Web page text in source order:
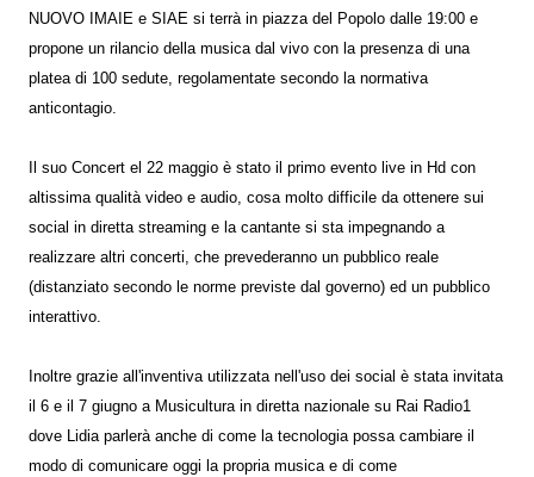
NUOVO IMAIE e SIAE si terrà in piazza del Popolo dalle 19:00 e
propone un rilancio della musica dal vivo con la presenza di una
platea di 100 sedute, regolamentate secondo la normativa
anticontagio.
Il suo Concert el 22 maggio è stato il primo evento live in Hd con
altissima qualità video e audio, cosa molto difficile da ottenere sui
social in diretta streaming e la cantante si sta impegnando a
realizzare altri concerti, che prevederanno un pubblico reale
(distanziato secondo le norme previste dal governo) ed un pubblico
interattivo.
Inoltre grazie all'inventiva utilizzata nell'uso dei social è stata invitata
il 6 e il 7 giugno a Musicultura in diretta nazionale su Rai Radio1
dove Lidia parlerà anche di come la tecnologia possa cambiare il
modo di comunicare oggi la propria musica e di come